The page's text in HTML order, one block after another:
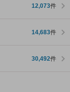
12,073件
14,683件
30,492件